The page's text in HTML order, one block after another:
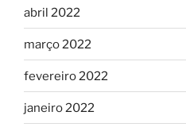
abril 2022
março 2022
fevereiro 2022
janeiro 2022